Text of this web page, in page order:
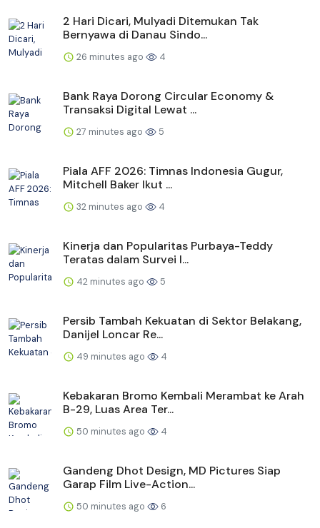
2 Hari Dicari, Mulyadi Ditemukan Tak
Bernyawa di Danau Sindo...
26 minutes ago 4
Bank Raya Dorong Circular Economy &
Transaksi Digital Lewat ...
27 minutes ago 5
Piala AFF 2026: Timnas Indonesia Gugur,
Mitchell Baker Ikut ...
32 minutes ago 4
Kinerja dan Popularitas Purbaya-Teddy
Teratas dalam Survei I...
42 minutes ago 5
Persib Tambah Kekuatan di Sektor Belakang,
Danijel Loncar Re...
49 minutes ago 4
Kebakaran Bromo Kembali Merambat ke Arah
B-29, Luas Area Ter...
50 minutes ago 4
Gandeng Dhot Design, MD Pictures Siap
Garap Film Live-Action...
50 minutes ago 6